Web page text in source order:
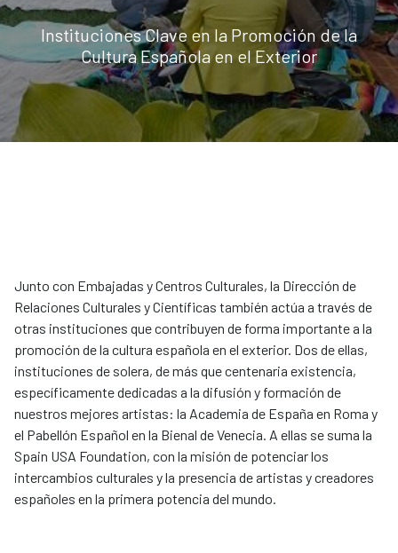
Instituciones Clave en la Promoción de la
Cultura Española en el Exterior
Junto con Embajadas y Centros Culturales, la Dirección de
Relaciones Culturales y Científicas también actúa a través de
otras instituciones que contribuyen de forma importante a la
promoción de la cultura española en el exterior. Dos de ellas,
instituciones de solera, de más que centenaria existencia,
específicamente dedicadas a la difusión y formación de
nuestros mejores artistas: la Academia de España en Roma y
el Pabellón Español en la Bienal de Venecia. A ellas se suma la
Spain USA Foundation, con la misión de potenciar los
intercambios culturales y la presencia de artistas y creadores
españoles en la primera potencia del mundo.